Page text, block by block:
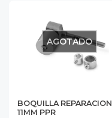
AGOTADO
BOQUILLA REPARACION
11MM PPR